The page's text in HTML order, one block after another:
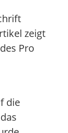
zeigt
Pro
die